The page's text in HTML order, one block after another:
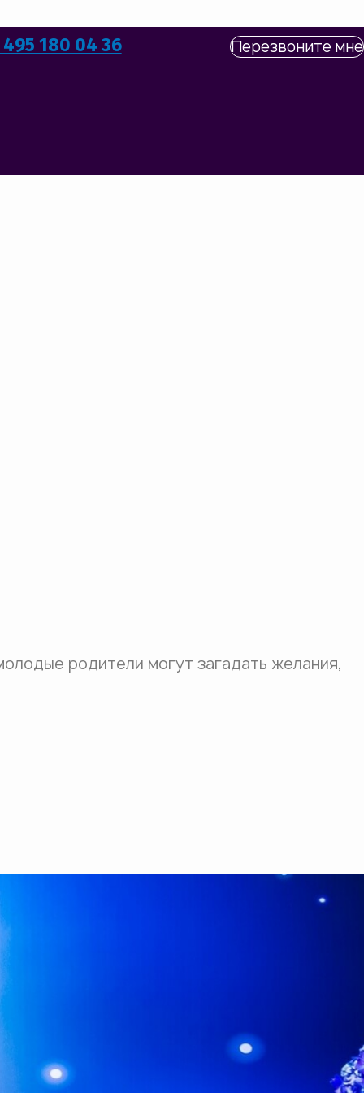
495 180 04 36 Перезвоните мне
родители могут загадать желания,